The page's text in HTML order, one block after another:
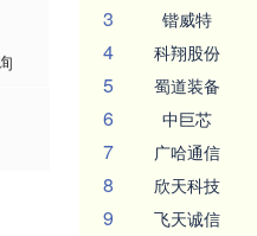
3 锴威特
4 科翔股份
5 蜀道装备
6 中巨芯
7 广哈通信
8 欣天科技
9 飞天诚信